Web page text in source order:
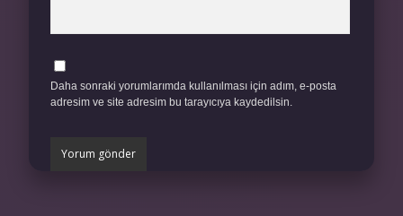
Daha sonraki yorumlarımda kullanılması için adım, e-posta
adresim ve site adresim bu tarayıcıya kaydedilsin.